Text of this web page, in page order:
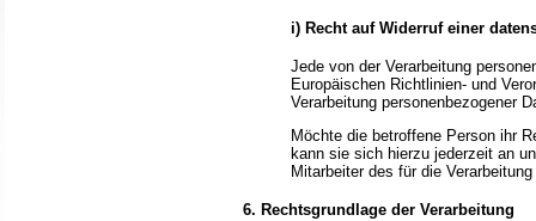
i) Recht auf Widerruf einer
Jede von der Verarbeitung
Europäischen Richtlinien- und
Verarbeitung personenbezogener
Möchte die betroffene Person ihr
kann sie sich hierzu jederzeit an
Mitarbeiter des für die
6. Rechtsgrundlage der Verarbeitung